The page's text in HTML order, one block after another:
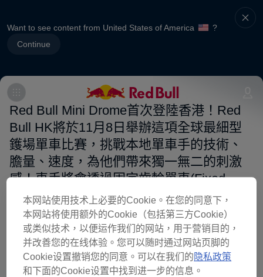
Want to see content from United States of America
?
Continue
Red Bull Mini Drome首次登陸香港！Red
Bull HK將於11月8日舉辦這項全球最細型
鑊場單車比賽，挑戰本地單車手的技術、
膽量、速度，為他們帶來獨一無二的刺激
感！車手將會透過固定齒輪單車(Fixed-
Gear)，在只有國際標準 (250公尺長) 單車
競技場十份之一大小的迷你鑊場上與場
地、時間及對手同時競技，挑戰極限！有
關報名查詢，請致電 34263395 或電郵
chepperine.chen@hk.redbull.com
本网站使用技术上必要的Cookie。在您的同意下，
本网站将使用额外的Cookie（包括第三方Cookie）
或类似技术，以便运作我们的网站，用于营销目的，
并改善您的在线体验。您可以随时通过网站页脚的
Cookie设置撤销您的同意。可以在我们的 隐私政策
和下面的Cookie设置中找到进一步的信息。